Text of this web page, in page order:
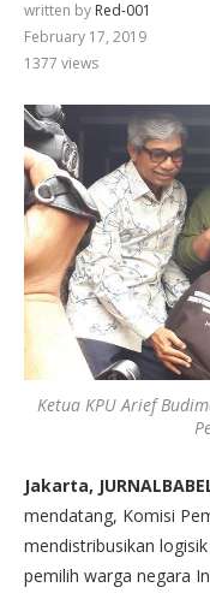
written by Red-001
February 17, 2019
1377 views
Ketua KPU Arief
Jakarta,
mendatang, Komisi
mendistribusikan
pemilih warga negara